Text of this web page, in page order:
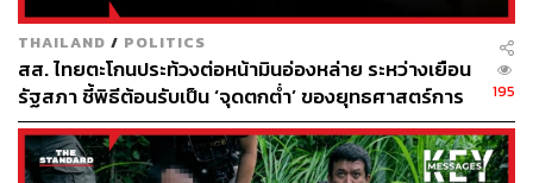
ยีนดังกล่าวได้สัมผัสกับฝุ่นละอองหรือมลพิษทางอากาศ ก็จะ
ยิ่งกระตุ้นให้เกิดการตอบสนองและการอักเสบขึ้นได้ ถ้าเซลล์
นั้นเกิดการกลายพันธ์ุ ก็จะกลายเป็นเซลล์มะเร็งในที่สุด
จากงานวิจัยคาดการณ์ว่า สิ่งนี้เชื่อมโยงกับการเสียชีวิตของ
ผู้คนมากกว่า 8 ล้านรายต่อปี เกือบจะเท่ากับจำนวนของผู้เสีย
THAILAND / POLITICS
สส. ไทยตะโกนประท้วงต่อหน้ามินอ่องหล่าย ระหว่างเยือน
รัฐสภา ชี้พิธีต้อนรับเป็น ‘จุดตกต่ำ’ ของยุทธศาสตร์การ
ทูตไทย
195